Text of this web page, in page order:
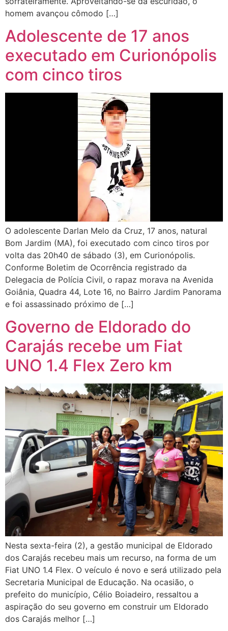
homem avançou cômodo […]
Adolescente de 17 anos
executado em Curionópolis
com cinco tiros
O adolescente Darlan Melo da Cruz, 17 anos, natural
Bom Jardim (MA), foi executado com cinco tiros por
volta das 20h40 de sábado (3), em Curionópolis.
Conforme Boletim de Ocorrência registrado da
Delegacia de Polícia Civil, o rapaz morava na Avenida
Goiânia, Quadra 44, Lote 16, no Bairro Jardim Panorama
e foi assassinado próximo de […]
Governo de Eldorado do
Carajás recebe um Fiat
UNO 1.4 Flex Zero km
Nesta sexta-feira (2), a gestão municipal de Eldorado
dos Carajás recebeu mais um recurso, na forma de um
Fiat UNO 1.4 Flex. O veículo é novo e será utilizado pela
Secretaria Municipal de Educação. Na ocasião, o
prefeito do município, Célio Boiadeiro, ressaltou a
aspiração do seu governo em construir um Eldorado
dos Carajás melhor […]